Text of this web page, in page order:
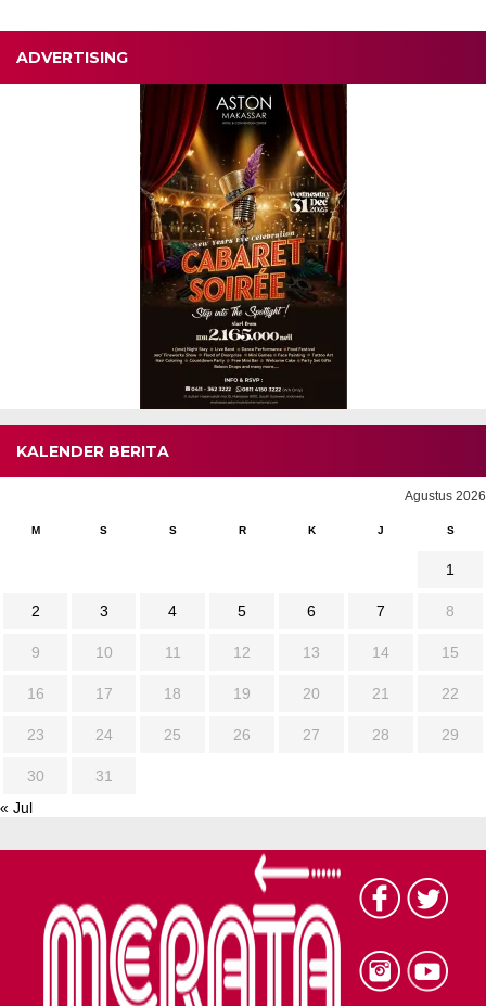
ADVERTISING
KALENDER BERITA
Agustus 2026
M S S R K J S
1
2 3 4 5 6 7 8
9 10 11 12 13 14 15
16 17 18 19 20 21 22
23 24 25 26 27 28 29
30
31
« Jul